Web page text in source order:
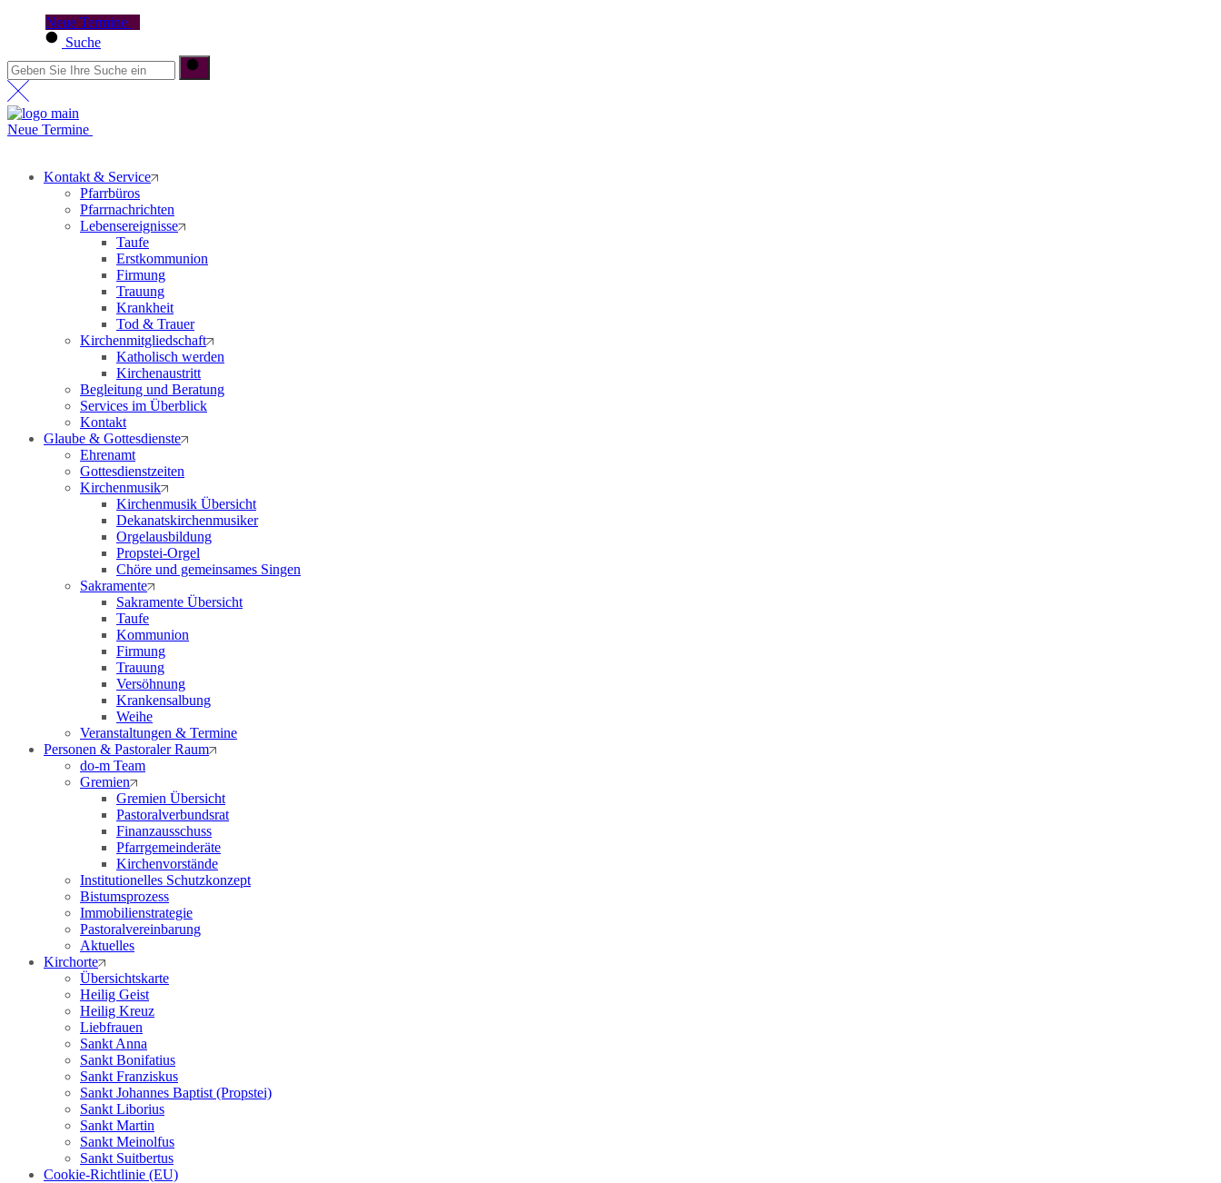
Neue Termine
Suche
Neue Termine
Kontakt & Service
Pfarrbüros
Pfarrnachrichten
Lebensereignisse
Taufe
Erstkommunion
Firmung
Trauung
Krankheit
Tod & Trauer
Kirchenmitgliedschaft
Katholisch werden
Kirchenaustritt
Begleitung und Beratung
Services im Überblick
Kontakt
Glaube & Gottesdienste
Ehrenamt
Gottesdienstzeiten
Kirchenmusik
Kirchenmusik Übersicht
Dekanatskirchenmusiker
Orgelausbildung
Propstei-Orgel
Chöre und gemeinsames Singen
Sakramente
Sakramente Übersicht
Taufe
Kommunion
Firmung
Trauung
Versöhnung
Krankensalbung
Weihe
Veranstaltungen & Termine
Personen & Pastoraler Raum
do-m Team
Gremien
Gremien Übersicht
Pastoralverbundsrat
Finanzausschuss
Pfarrgemeinderäte
Kirchenvorstände
Institutionelles Schutzkonzept
Bistumsprozess
Immobilienstrategie
Pastoralvereinbarung
Aktuelles
Kirchorte
Übersichtskarte
Heilig Geist
Heilig Kreuz
Liebfrauen
Sankt Anna
Sankt Bonifatius
Sankt Franziskus
Sankt Johannes Baptist (Propstei)
Sankt Liborius
Sankt Martin
Sankt Meinolfus
Sankt Suitbertus
Cookie-Richtlinie (EU)